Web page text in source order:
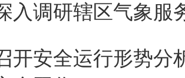
入调研辖区气象服
开安全运行形势分